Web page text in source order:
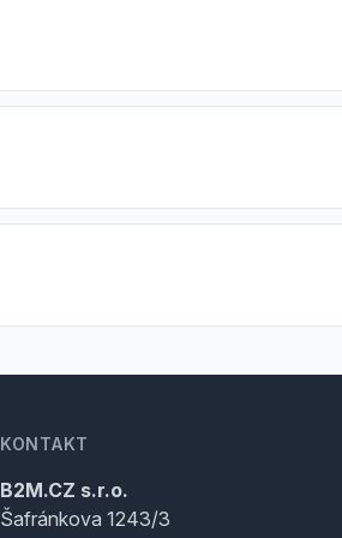
KONTAKT
B2M.CZ s.r.o.
Šafránkova 1243/3